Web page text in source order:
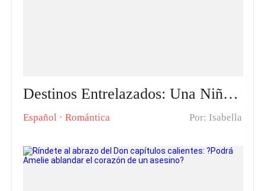
Destinos Entrelazados: Una Niñera en la Hacienda： ¿Una Huida hacia el Amor? Reseña Profunda Sin Spoilers
Español ·Romántica Por: Isabella